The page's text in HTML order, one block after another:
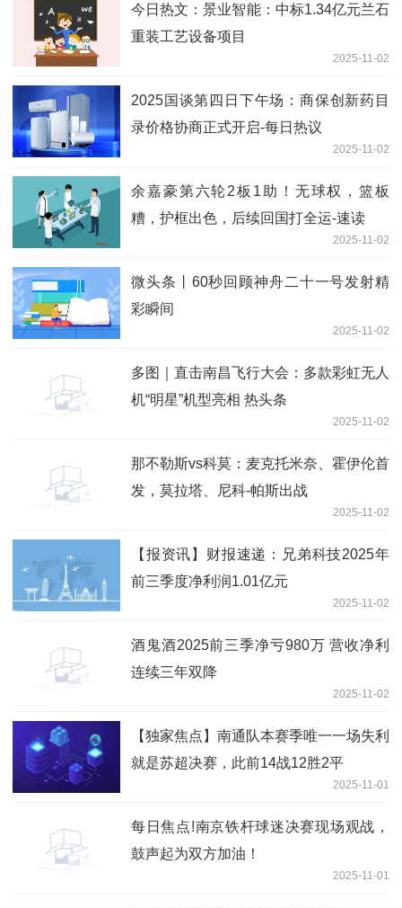
今日热文：景业智能：中标1.34亿元兰石
重装工艺设备项目
2025-11-02
2025国谈第四日下午场：商保创新药目
录价格协商正式开启-每日热议
2025-11-02
余嘉豪第六轮2板1助！无球权，篮板
糟，护框出色，后续回国打全运-速读
2025-11-02
微头条丨60秒回顾神舟二十一号发射精
彩瞬间
2025-11-02
多图｜直击南昌飞行大会：多款彩虹无人
机“明星”机型亮相 热头条
2025-11-02
那不勒斯vs科莫：麦克托米奈、霍伊伦首
发，莫拉塔、尼科-帕斯出战
2025-11-02
【报资讯】财报速递：兄弟科技2025年
前三季度净利润1.01亿元
2025-11-02
酒鬼酒2025前三季净亏980万 营收净利
连续三年双降
2025-11-02
【独家焦点】南通队本赛季唯一一场失利
就是苏超决赛，此前14战12胜2平
2025-11-01
每日焦点!南京铁杆球迷决赛现场观战，
鼓声起为双方加油！
2025-11-01